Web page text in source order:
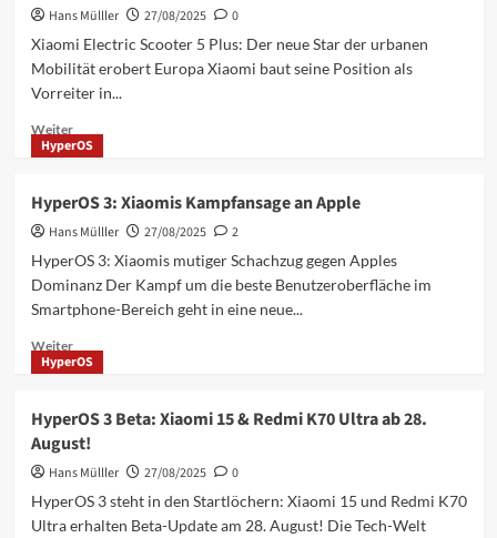
Exklusiver
&
Alle
Infos
Hans Mülller 27/08/2025
0
Xiaomi Electric Scooter 5 Plus: Der neue Star der urbanen
Mobilität erobert Europa Xiaomi baut seine Position als
Vorreiter in...
WeiterMehr
Informationen
Electric
Scooter
5
Der
neue
Scooter
im
HyperOS
HyperOS 3: Xiaomis Kampfansage an Apple
Hans Mülller 27/08/2025
2
HyperOS 3: Xiaomis mutiger Schachzug gegen Apples
Dominanz Der Kampf um die beste Benutzeroberfläche im
Smartphone-Bereich geht in eine neue...
WeiterMehr
Informationen
3:
Xiaomis
Kampfansage
Apple
HyperOS
HyperOS 3 Beta: Xiaomi 15 & Redmi K70 Ultra ab 28.
August!
Hans Mülller 27/08/2025
0
HyperOS 3 steht in den Startlöchern: Xiaomi 15 und Redmi K70
Ultra erhalten Beta-Update am 28. August! Die Tech-Welt